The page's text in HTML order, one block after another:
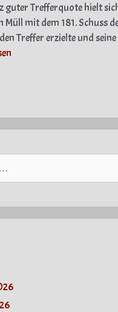
guter Trefferquote hielt
mit dem 181. Schuss
Treffer erzielte und